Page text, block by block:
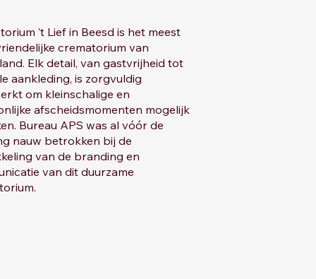
’t Lief in Beesd is het meest
crematorium van
Elk detail, van gastvrijheid tot
aankleding, is zorgvuldig
om kleinschalige en
afscheidsmomenten mogelijk
Bureau APS was al vóór de
nauw betrokken bij de
van de branding en
van dit duurzame